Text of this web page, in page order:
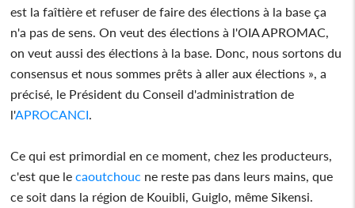
est la faîtière et refuser de faire des élections à la base ça
n'a pas de sens. On veut des élections à l'OIA APROMAC,
on veut aussi des élections à la base. Donc, nous sortons du
consensus et nous sommes prêts à aller aux élections », a
précisé, le Président du Conseil d'administration de
l'APROCANCI
Ce qui est primordial en ce moment, chez les producteurs,
c'est que lecaoutchouc ne reste pas dans leurs mains, que
ce soit dans la région de Kouibli, Guiglo, même Sikensi.